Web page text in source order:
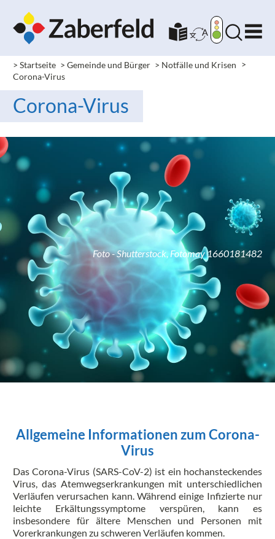
> Startseite > Gemeinde und Bürger > Notfälle und Krisen >
Corona-Virus
Corona-Virus
Foto - Shutterstock, Fotomay 1660181482
Allgemeine Informationen zum Corona-
Virus
Das Corona-Virus (SARS-CoV-2) ist ein hochansteckendes
Virus, das Atemwegserkrankungen mit unterschiedlichen
Verläufen verursachen kann. Während einige Infizierte nur
leichte Erkältungssymptome verspüren, kann es
insbesondere für ältere Menschen und Personen mit
Vorerkrankungen zu schweren Verläufen kommen.